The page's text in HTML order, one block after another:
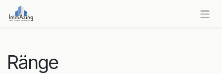
Zum Inhalt springen
Ränge